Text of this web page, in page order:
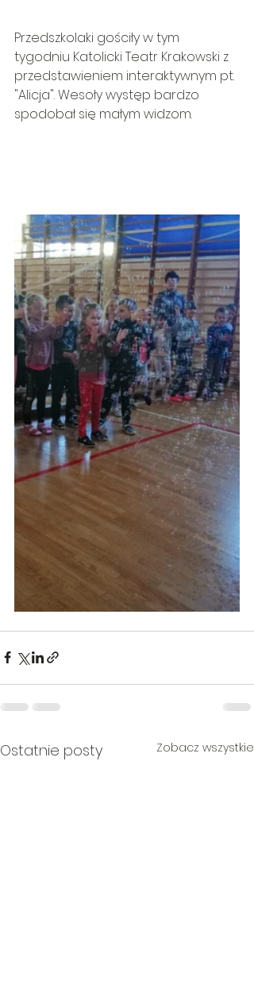
Przedszkolaki gościły w tym
tygodniu Katolicki Teatr Krakowski z
przedstawieniem interaktywnym pt.
"Alicja". Wesoły występ bardzo
spodobał się małym widzom.
Ostatnie posty Zobacz wszystkie